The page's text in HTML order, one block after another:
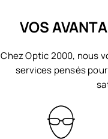
VOS
Chez Optic 2000, nous
services pensés